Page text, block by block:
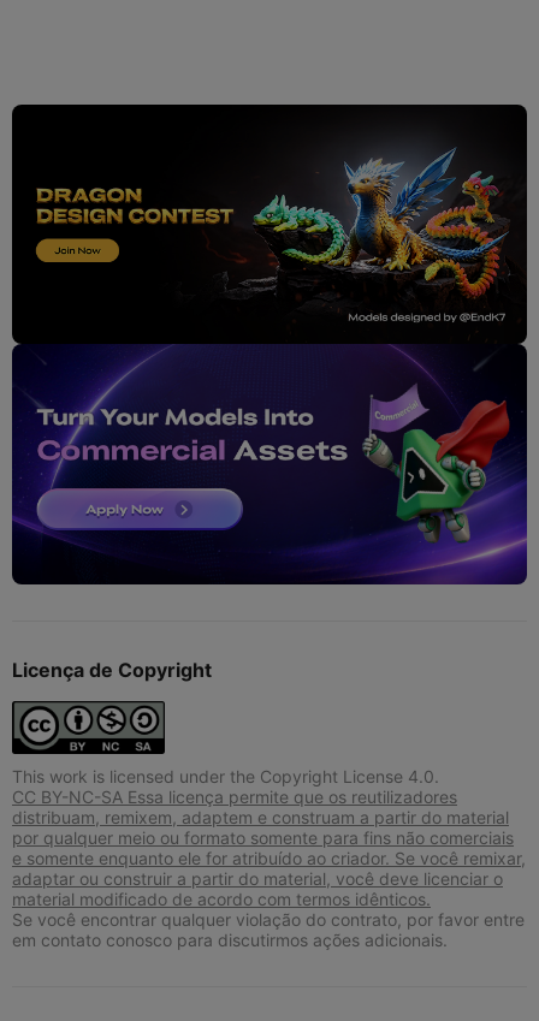
Licença de Copyright
This work is licensed under the Copyright License 4.0.
CC BY-NC-SA Essa licença permite que os reutilizadores
distribuam, remixem, adaptem e construam a partir do material
por qualquer meio ou formato somente para fins não comerciais
e somente enquanto ele for atribuído ao criador. Se você remixar,
adaptar ou construir a partir do material, você deve licenciar o
material modificado de acordo com termos idênticos.
Se você encontrar qualquer violação do contrato, por favor entre
em contato conosco para discutirmos ações adicionais.